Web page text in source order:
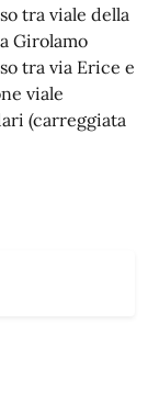
tra viale della
Girolamo
tra via Erice e
viale
(carreggiata